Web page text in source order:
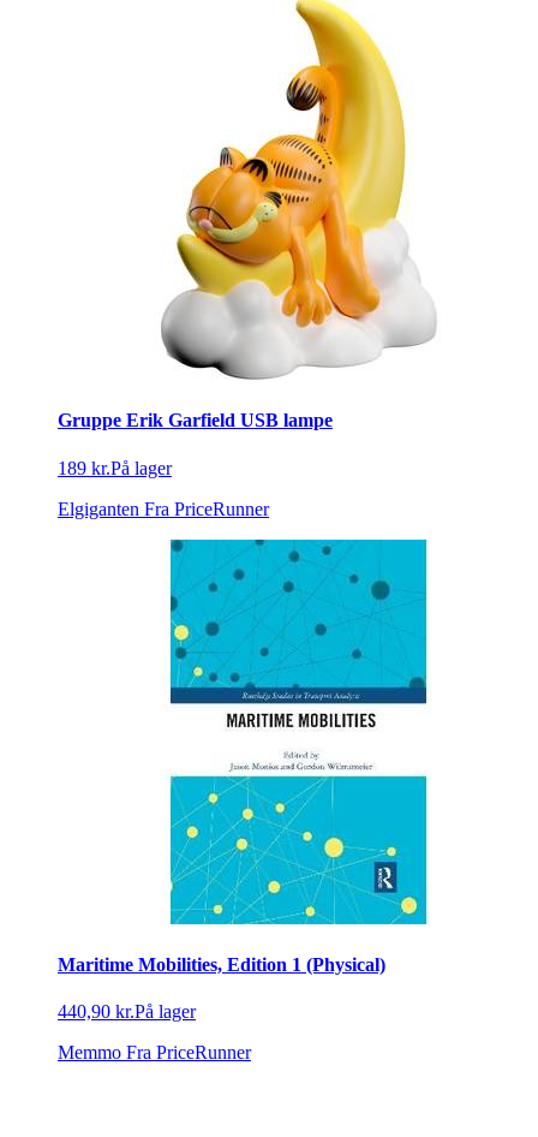
Gruppe Erik Garfield USB lampe
189 kr.På lager
Elgiganten Fra PriceRunner
Maritime Mobilities, Edition 1 (Physical)
440,90 kr.På lager
Memmo Fra PriceRunner